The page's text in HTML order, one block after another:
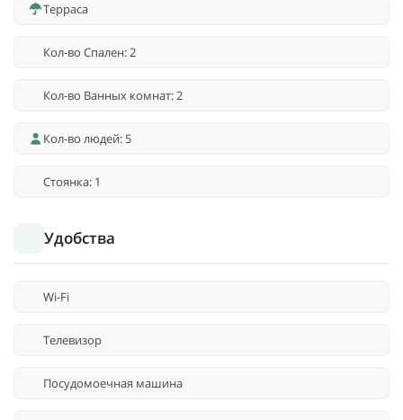
Терраса
Кол-во Спален: 2
Кол-во Ванных комнат: 2
Кол-во людей: 5
Стоянка: 1
Удобства
Wi-Fi
Телевизор
Посудомоечная машина